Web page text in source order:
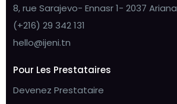
8, rue Sarajevo- Ennasr 1- 2037 Ariana
(+216) 29 342 131
hello@ijeni.tn
Pour Les Prestataires
Devenez Prestataire